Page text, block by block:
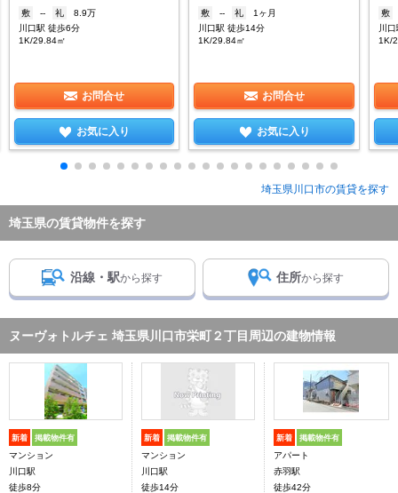
敷
-- 礼
8.9万
川口駅 徒歩6分
1K/29.84㎡
お問合せ
お気に入り
敷
-- 礼
1ヶ月
川口駅 徒歩14分
1K/29.84㎡
お問合せ
お気に入り
敷
川
1K/
埼玉県川口市の賃貸を探す
埼玉県の賃貸物件を探す
沿線・駅から探す 住所から探す
ヌーヴォトルチェ 埼玉県川口市栄町２丁目周辺の建物情報
新着 掲載物件有
マンション
川口駅
徒歩8分
新着 掲載物件有
マンション
川口駅
徒歩14分
新着 掲載物件有
アパート
赤羽駅
徒歩42分